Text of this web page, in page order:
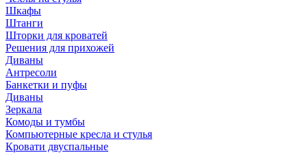
Шкафы
Штанги
Шторки для кроватей
Решения для прихожей
Диваны
Антресоли
Банкетки и пуфы
Диваны
Зеркала
Комоды и тумбы
Компьютерные кресла и стулья
Кровати двуспальные